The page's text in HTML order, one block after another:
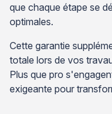
que chaque étape se
optimales.
Cette garantie
totale lors de vos
Plus que pro
exigeante pour